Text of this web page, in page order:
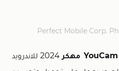
Perfect Mobile Corp.
2024 للاندرويد